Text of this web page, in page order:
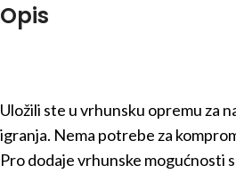
Opis
Uložili ste u vrhunsku opremu za
igranja. Nema potrebe za
Pro dodaje vrhunske mogućnosti